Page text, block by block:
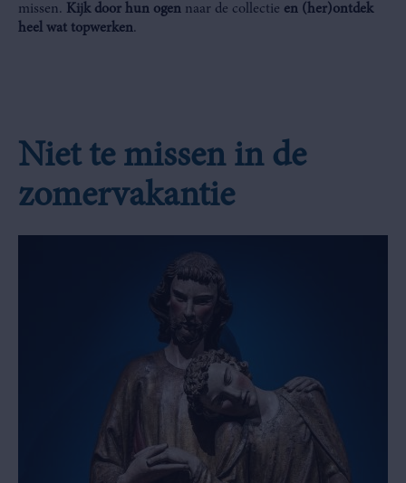
missen. Kijk door hun ogen naar de collectie en (her)ontdek
heel wat topwerken.
Niet te missen in de
zomervakantie